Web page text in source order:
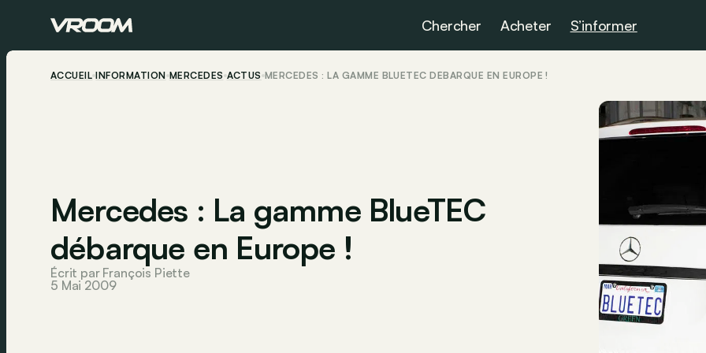
Chercher Acheter S’informer
ACCUEIL INFORMATION MERCEDES ACTUS MERCEDES : LA GAMME BLUETEC DÉBARQUE EN EUROPE !
Mercedes : La gamme BlueTEC
débarque en Europe !
Écrit par François Piette
5 Mai 2009